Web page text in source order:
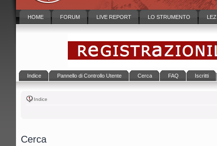
HOME FORUM LIVE REPORT LO STRUMENTO
Indice Pannello di Controllo Utente Cerca FAQ Iscritti
Indice
Cerca